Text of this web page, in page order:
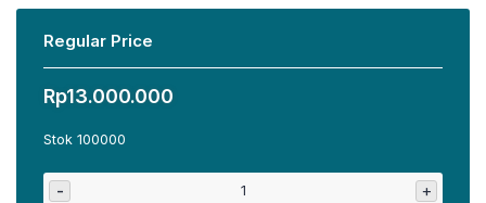
Regular Price
Rp13.000.000
Stok 100000
- +